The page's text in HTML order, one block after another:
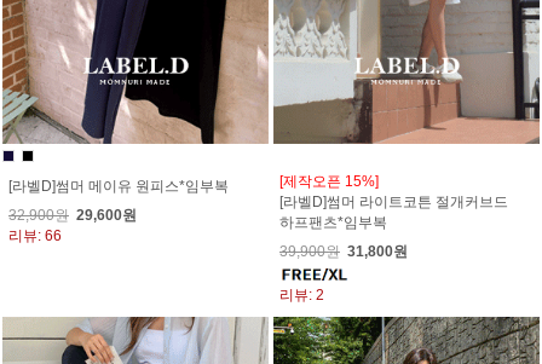
[라벨D]썸머 메이유 원피스*임부복
32,900원 29,600원
리뷰: 66
[제작오픈 15%]
[라벨D]썸머 라이트코튼 절개커브드
하프팬츠*임부복
39,900원 31,800원
리뷰: 2